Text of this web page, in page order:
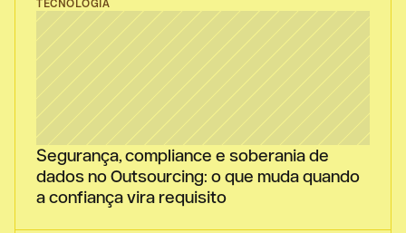
TECNOLOGIA
Segurança, compliance e soberania de
dados no Outsourcing: o que muda quando
a confiança vira requisito